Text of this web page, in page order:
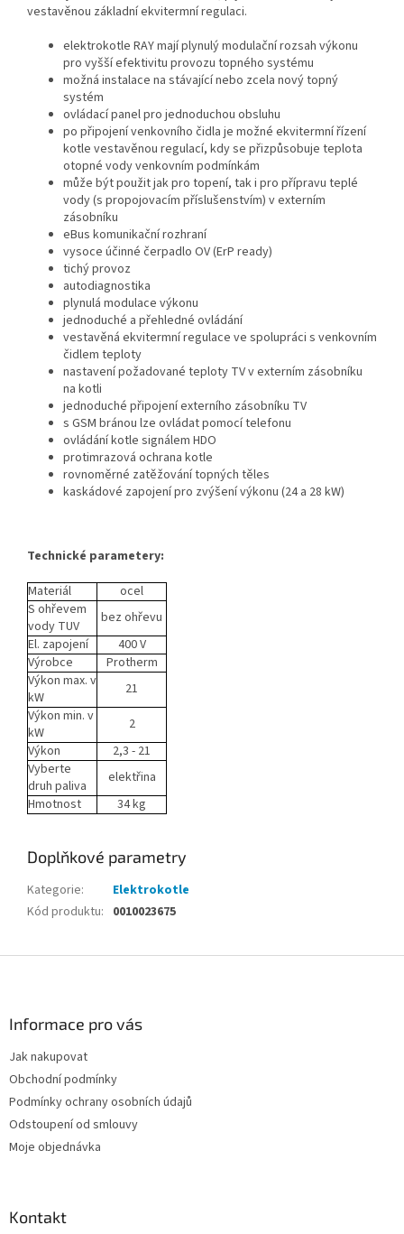
vestavěnou základní ekvitermní regulaci.
elektrokotle RAY mají plynulý modulační rozsah výkonu
pro vyšší efektivitu provozu topného systému
možná instalace na stávající nebo zcela nový topný
systém
ovládací panel pro jednoduchou obsluhu
po připojení venkovního čidla je možné ekvitermní řízení
kotle vestavěnou regulací, kdy se přizpůsobuje teplota
otopné vody venkovním podmínkám
může být použit jak pro topení, tak i pro přípravu teplé
vody (s propojovacím příslušenstvím) v externím
zásobníku
eBus komunikační rozhraní
vysoce účinné čerpadlo OV (ErP ready)
tichý provoz
autodiagnostika
plynulá modulace výkonu
jednoduché a přehledné ovládání
vestavěná ekvitermní regulace ve spolupráci s venkovním
čidlem teploty
nastavení požadované teploty TV v externím zásobníku
na kotli
jednoduché připojení externího zásobníku TV
s GSM bránou lze ovládat pomocí telefonu
ovládání kotle signálem HDO
protimrazová ochrana kotle
rovnoměrné zatěžování topných těles
kaskádové zapojení pro zvýšení výkonu (24 a 28 kW)
Technické parametery:
Materiál
ocel
S ohřevem
vody TUV
bez ohřevu
El. zapojení
400 V
Výrobce
Protherm
Výkon max. v
kW
21
Výkon min. v
kW
2
Výkon
2,3 - 21
Vyberte
druh paliva
elektřina
Hmotnost
34 kg
Doplňkové parametry
Kategorie:
Elektrokotle
Kód produktu: 0010023675
Informace pro vás
Jak nakupovat
Obchodní podmínky
Podmínky ochrany osobních údajů
Odstoupení od smlouvy
Moje objednávka
Kontakt